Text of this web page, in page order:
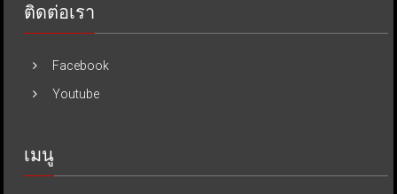
ติดต่อเรา
Facebook
Youtube
เมนู